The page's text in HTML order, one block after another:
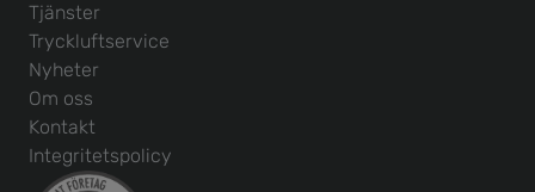
Tjänster
Tryckluftservice
Nyheter
Om oss
Kontakt
Integritetspolicy